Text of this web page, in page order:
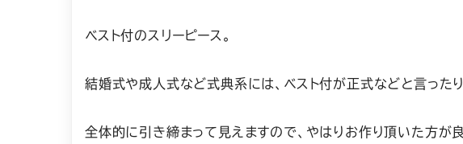
ベスト付のスリーピース。
結婚式や成人式など式典系には、ベスト付が正式などと言ったり
全体的に引き締まって見えますので、やはりお作り頂いた方が